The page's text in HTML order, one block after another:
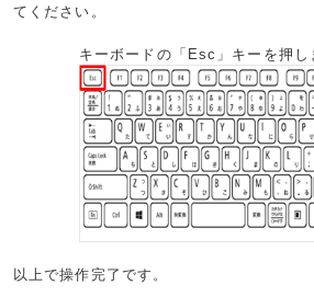
てください。
キーボードの「Esc」キーを押し
以上で操作完了です。